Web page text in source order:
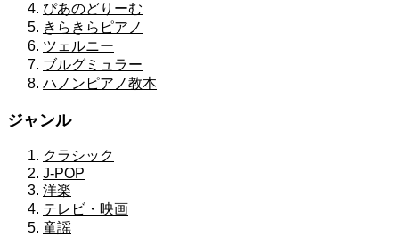
ぴあのどりーむ
きらきらピアノ
ツェルニー
ブルグミュラー
ハノンピアノ教本
ジャンル
クラシック
J-POP
洋楽
テレビ・映画
童謡